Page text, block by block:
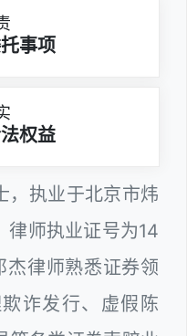
事项
权益
，执业于北京市炜
律师执业证号为14
律师熟悉证券领
诈发行、虚假陈